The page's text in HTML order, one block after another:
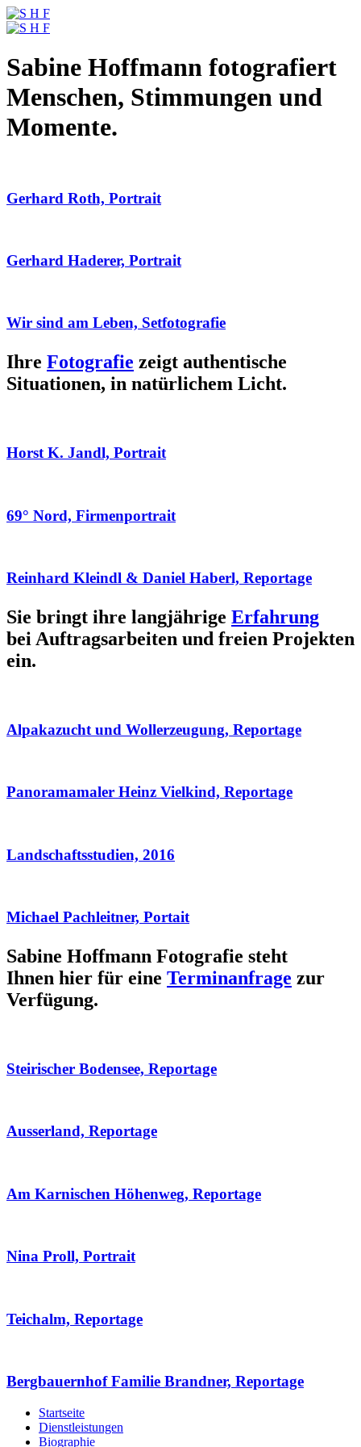
Sabine Hoffmann fotografiert
Menschen, Stimmungen und
Momente.
Gerhard Roth, Portrait
Gerhard Haderer, Portrait
Wir sind am Leben, Setfotografie
Ihre Fotografie zeigt authentische
Situationen, in natürlichem Licht.
Horst K. Jandl, Portrait
69° Nord, Firmenportrait
Reinhard Kleindl & Daniel Haberl, Reportage
Sie bringt ihre langjährige Erfahrung
bei Auftragsarbeiten und freien Projekten
ein.
Alpakazucht und Wollerzeugung, Reportage
Panoramamaler Heinz Vielkind, Reportage
Landschaftsstudien, 2016
Michael Pachleitner, Portait
Sabine Hoffmann Fotografie steht
Ihnen hier für eine Terminanfrage zur
Verfügung.
Steirischer Bodensee, Reportage
Ausserland, Reportage
Am Karnischen Höhenweg, Reportage
Nina Proll, Portrait
Teichalm, Reportage
Bergbauernhof Familie Brandner, Reportage
Startseite
Dienstleistungen
Biographie